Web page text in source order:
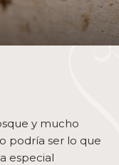
y mucho
podría ser lo que
especial